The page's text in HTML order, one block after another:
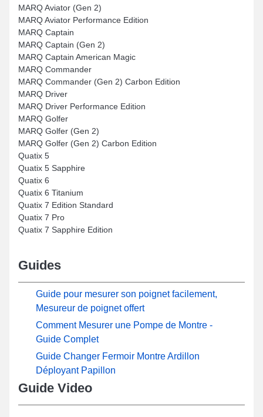
MARQ Aviator (Gen 2)
MARQ Aviator Performance Edition
MARQ Captain
MARQ Captain (Gen 2)
MARQ Captain American Magic
MARQ Commander
MARQ Commander (Gen 2) Carbon Edition
MARQ Driver
MARQ Driver Performance Edition
MARQ Golfer
MARQ Golfer (Gen 2)
MARQ Golfer (Gen 2) Carbon Edition
Quatix 5
Quatix 5 Sapphire
Quatix 6
Quatix 6 Titanium
Quatix 7 Edition Standard
Quatix 7 Pro
Quatix 7 Sapphire Edition
Guides
Guide pour mesurer son poignet facilement,
Mesureur de poignet offert
Comment Mesurer une Pompe de Montre -
Guide Complet
Guide Changer Fermoir Montre Ardillon
Déployant Papillon
Guide Video